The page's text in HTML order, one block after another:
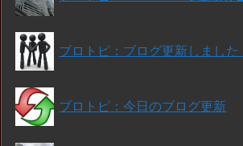
ブロトピ：ブログ更新しました
ブロトピ：今日のブログ更新